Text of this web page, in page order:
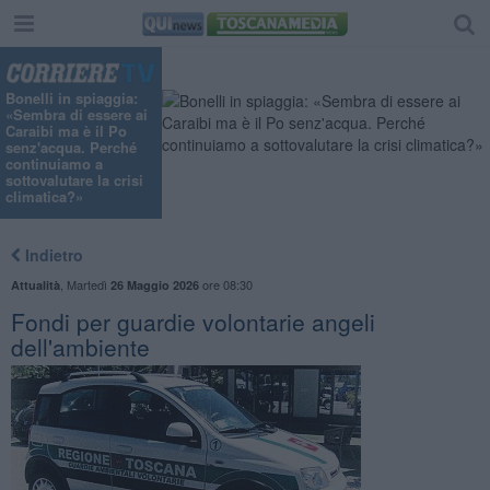
Bonelli in spiaggia:
«Sembra di essere ai
Caraibi ma è il Po
senz'acqua. Perché
continuiamo a
sottovalutare la crisi
climatica?»
Indietro
Attualità Martedì 26 Maggio 2026ore 08:30
Fondi per guardie volontarie angeli
dell'ambiente